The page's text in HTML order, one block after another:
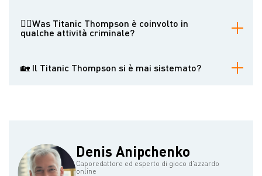
Thompson non lo fece mai. Si dice che abbia guadagnato più soldi
truffando ricchi golfisti dilettanti di quanti ne avrebbe guadagnati
con il tour professionistico. Il leggendario golfista Ben Hogan lo
👮‍♂️Was Titanic Thompson è coinvolto in
qualche attività criminale?
l'omicidio di Arnold Rothstein nel 1928 e successivamente
testimoniò nel processo per omicidio. Fu anche coinvolto nella
🏡 Il Titanic Thompson si è mai sistemato?
Denis Anipchenko
Caporedattore ed esperto di gioco d'azzardo
online